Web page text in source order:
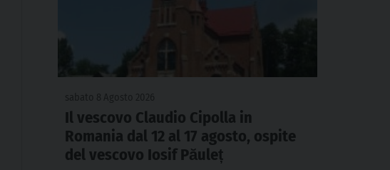
Il vescovo Claudio Cipolla in
Romania dal 12 al 17 agosto, ospite
del vescovo Iosif Păuleț